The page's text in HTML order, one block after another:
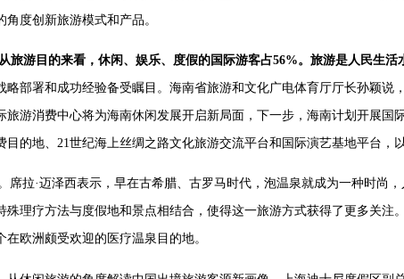
度创新旅游模式和产品。
旅游目的来看，休闲、娱乐、度假的国际游客占56%。旅游是人民生
略部署和成功经验备受瞩目。海南省旅游和文化广电体育厅厅长孙颖说
游消费中心将为海南休闲发展开启新局面，下一步，海南计划开展国
的地、21世纪海上丝绸之路文化旅游交流平台和国际演艺基地平台，
席拉·迈泽西表示，早在古希腊、古罗马时代，泡温泉就成为一种时尚
理疗方法与度假地和景点相结合，使得这一旅游方式获得了更多关注
欧洲颇受欢迎的医疗温泉目的地。